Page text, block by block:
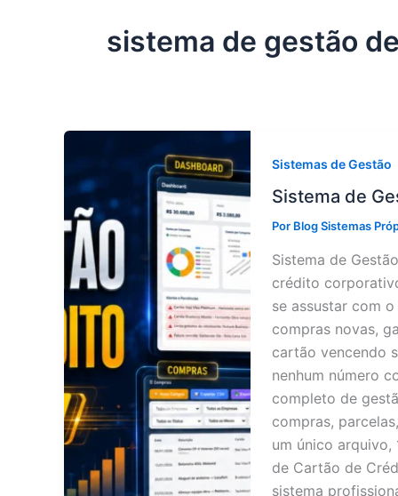
sistema de gestão
Sistemas de Gestão
Sistema de
Por Blog Sistemas
Sistema de
crédito
se assustar com
compras novas,
cartão vencendo
nenhum número
completo de
compras,
um único arquivo,
de Cartão de
sistema